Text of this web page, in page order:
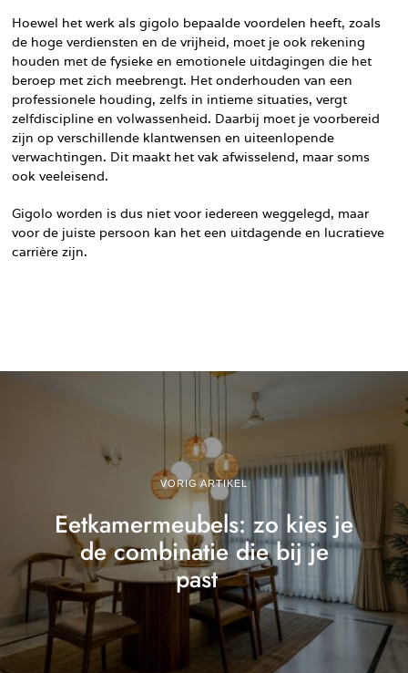
Hoewel het werk als gigolo bepaalde voordelen heeft, zoals
de hoge verdiensten en de vrijheid, moet je ook rekening
houden met de fysieke en emotionele uitdagingen die het
beroep met zich meebrengt. Het onderhouden van een
professionele houding, zelfs in intieme situaties, vergt
zelfdiscipline en volwassenheid. Daarbij moet je voorbereid
zijn op verschillende klantwensen en uiteenlopende
verwachtingen. Dit maakt het vak afwisselend, maar soms
ook veeleisend.
Gigolo worden is dus niet voor iedereen weggelegd, maar
voor de juiste persoon kan het een uitdagende en lucratieve
carrière zijn.
VORIG ARTIKEL
Eetkamermeubels: zo kies je
de combinatie die bij je
past